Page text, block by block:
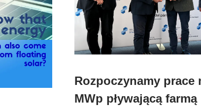
Rozpoczynamy prace
MWp pływającą farmą